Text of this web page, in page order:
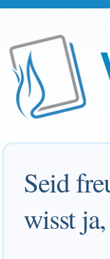
Seid
wisst